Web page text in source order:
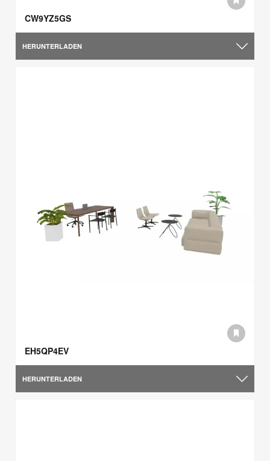
CW9YZ5GS
HERUNTERLADEN
EH5QP4EV
HERUNTERLADEN